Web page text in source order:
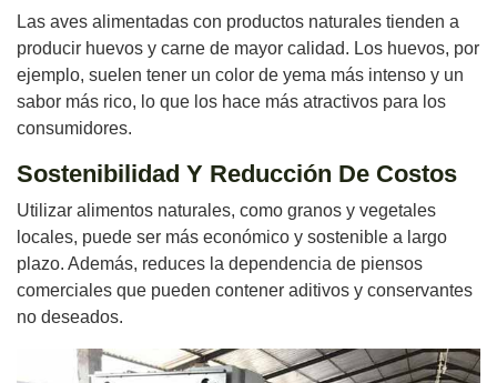
Las aves alimentadas con productos naturales tienden a
producir huevos y carne de mayor calidad. Los huevos, por
ejemplo, suelen tener un color de yema más intenso y un
sabor más rico, lo que los hace más atractivos para los
consumidores.
Sostenibilidad Y Reducción De Costos
Utilizar alimentos naturales, como granos y vegetales
locales, puede ser más económico y sostenible a largo
plazo. Además, reduces la dependencia de piensos
comerciales que pueden contener aditivos y conservantes
no deseados.